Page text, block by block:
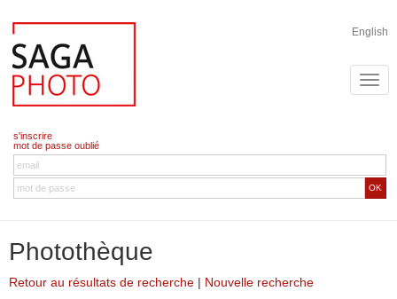
English
s'inscrire
mot de passe oublié
OK
Photothèque
Retour au résultats de recherche | Nouvelle recherche